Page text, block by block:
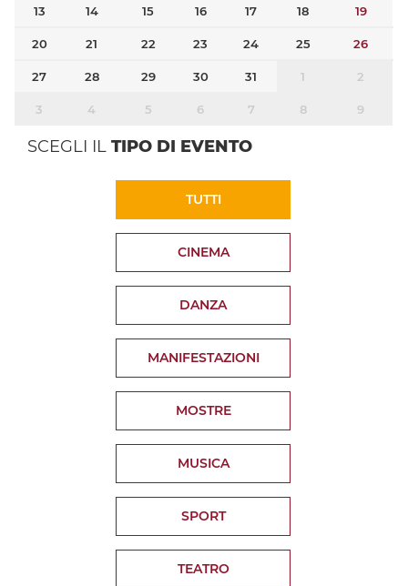
13 14 15 16 17 18 19
20 21 22 23 24 25 26
27 28 29 30 31 1 2
3 4 5 6 7 8 9
SCEGLI IL TIPO DI EVENTO
TUTTI
CINEMA
DANZA
MANIFESTAZIONI
MOSTRE
MUSICA
SPORT
TEATRO